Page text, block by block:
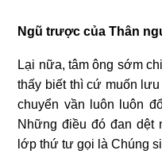
Ngũ trược của Thân
Lại nữa, tâm ông sớm
thấy biết thì cứ muốn
chuyển vần luôn luôn
Những điều đó đan dệt
lớp thứ tư gọi là Chúng